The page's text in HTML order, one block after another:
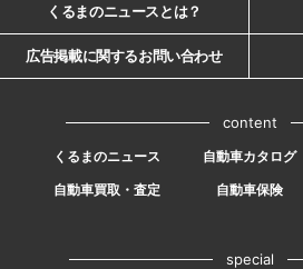
くるまのニュースとは？
広告掲載に関するお問い合わせ
content
くるまのニュース 自動車カタログ
自動車買取・査定
自動車保険
special